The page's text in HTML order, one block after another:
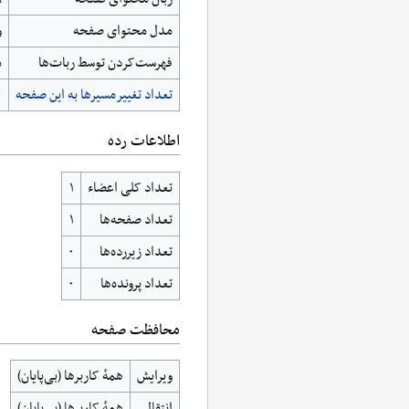
مدل محتوای صفحه
‌فهرست‌کردن توسط ربات‌ها
تعداد تغییرمسیرها به این صفحه
اطلاعات رده
تعداد کلی اعضاء
۱
تعداد صفحه‌ها
۱
تعداد زیررده‌ها
۰
تعداد پرونده‌ها
۰
محافظت صفحه
ویرایش
همهٔ کاربرها (بی‌پایان)